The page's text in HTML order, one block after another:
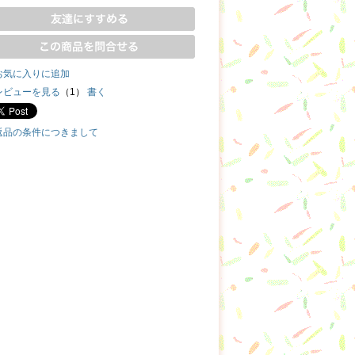
気に入りに追加
ビューを見る （1） 書く
品の条件につきまして